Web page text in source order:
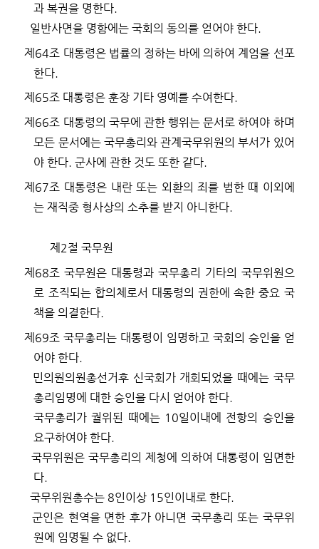
과 복권을 명한다.
일반사면을 명함에는 국회의 동의를 얻어야 한다.
제 64조 대통령은 법률의 정하는 바에 의하여 계엄을 선포
한다
제 65조 대통령은 훈장 기타 영예를 수여한다.
제 66조 대통령의 국무에 관한 행위는 문서로 하여야 하며
모든 문서에는 국무총리와 관계국무위원의 부서가 있어
야 한다.군사에 관한 것도 또한 같다.
제 67조 대통령은 내란 또는 외환의 죄를 범한 때 이외에
는 재직중 형사상의 소추를 받지 아니한다
제 2절 국무원
제 68조 국무원은 대통령과 국무총리 기타의 국무위원으
로 조직되는 합의체로서 대통령의 권한에 속한 중요 국
책을 의결한다.
제 69조 국무총리는 대통령이 임명하고 국회의 승인을 얻
어야 한다
민의원의원총선거후 신국회가 개회되었을 때에는 국무
총리임명에 대한 승인을 다시 얻어야 한다
국무총리가 궐위된 때에는 10일이내에 전항의 승인을
요구하여야 한다
국무위원은 국무총리의 제청에 의하여 대통령이 임면한
다
국무위원총수는 8인이상 15인이내로 한다
군인은 현역을 면한 후가 아니면 국무총리 또는 국무위
원에 임명될 수 없다